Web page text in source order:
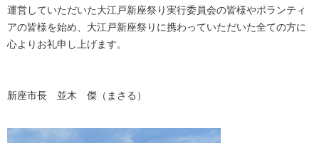
運営していただいた大江戸新座祭り実行委員会の皆様やボランティ
アの皆様を始め、大江戸新座祭りに携わっていただいた全ての方に
心よりお礼申し上げます。
新座市長 並木 傑（まさる）